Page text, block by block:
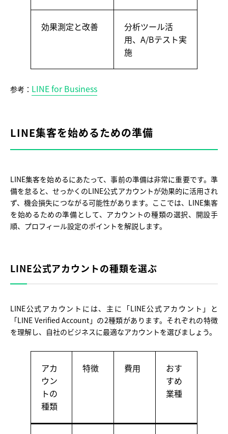
効果測定と改善
分析ツール活
用、A/Bテスト実
施
参考： LINE for Business
LINE集客を始めるための準備
LINE集客を始めるにあたって、事前の準備は非常に重要です。準
備を怠ると、せっかくのLINE公式アカウントが効果的に活用され
ず、機会損失につながる可能性があります。ここでは、LINE集客
を始めるための準備として、アカウントの種類の選択、開設手
順、プロフィール設定のポイントを解説します。
LINE公式アカウントの種類を選ぶ
LINE公式アカウントには、主に「LINE公式アカウント」と
「LINE Verified Account」の2種類があります。それぞれの特徴
を理解し、自社のビジネスに最適なアカウントを選びましょう。
アカ
ウン
トの
種類
特徴 費用
おす
すめ
業種